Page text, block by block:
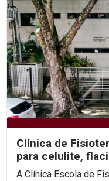
Clínica de
para celulite,
e...
A Clínica Escola de